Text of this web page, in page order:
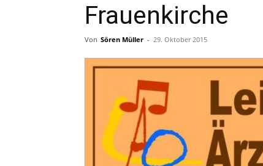
Frauenkirche
Von Sören Müller - 29. Oktober 2015